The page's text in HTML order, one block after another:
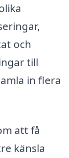
och
till
in flera
att få
känsla